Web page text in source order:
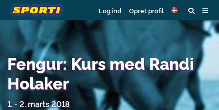
Log ind Opret profil
Fengur: Kurs med Randi
Holaker
1. - 2. marts 2018